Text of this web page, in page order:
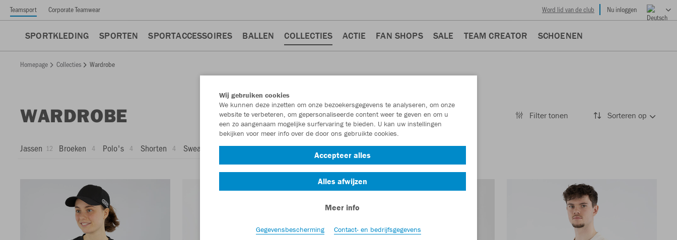
Teamsport Corporate Teamwear Word lid van de club Nu inloggen
SPORTKLEDING SPORTEN SPORTACCESSOIRES BALLEN COLLECTIES ACTIE FAN SHOPS SALE TEAM CREATOR SCHOENEN
Homepage Collecties Wardrobe
WARDROBE Filter tonen Sorteren op
Jassen 12 Broeken 4 Polo's 4 Shorten 4 Sweaters 4 T-shirts 4 Accessoires 3
Wij gebruiken cookies
We kunnen deze inzetten om onze bezoekersgegevens te analyseren, om onze
website te verbeteren, om gepersonaliseerde content weer te geven en om u
een zo aangenaam mogelijke surfervaring te bieden. U kan uw instellingen
bekijken voor meer info over de door ons gebruikte cookies.
Accepteer alles
Alles afwijzen
Meer info
Gegevensbescherming Contact- en bedrijfsgegevens